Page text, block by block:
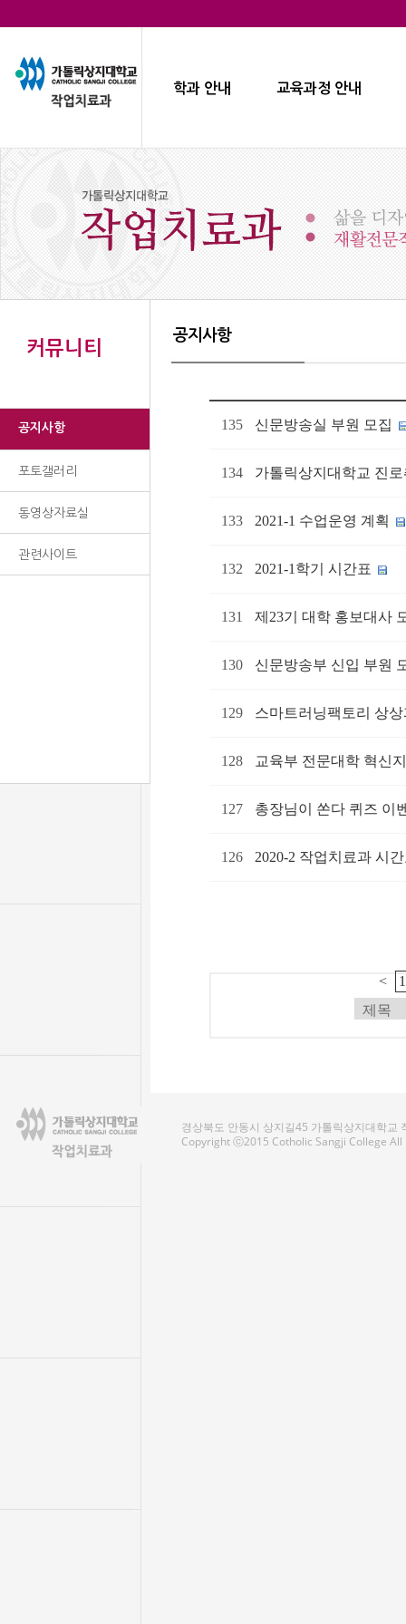
학과 안내 교육과정 안내
커뮤니티
공지사항
포토갤러리
동영상자료실
관련사이트
공지사항
135 신문방송실 부원 모집
134 가톨릭상지대학교 진
133 2021-1 수업운영 계획
132 2021-1학기 시간표
131 제23기 대학 홍보대사
130 신문방송부 신입 부원
129 스마트러닝팩토리 상
128 교육부 전문대학 혁신
127 총장님이 쏜다 퀴즈 이
126 2020-2 작업치료과 시
< 1
경상북도 안동시 상지길45 가톨릭상지대학교
Copyright ⓒ2015 Cotholic Sangji College